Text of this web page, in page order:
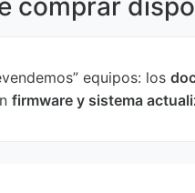
comprar
equipos: los
firmware y sistema